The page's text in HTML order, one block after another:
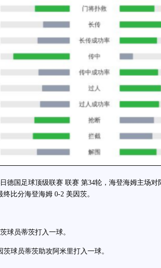
国足球顶级联赛 联赛 第34轮，海登海姆主场对
比分海登海姆 0-2 美因茨。
员蒂茨打入一球。
球员蒂茨助攻阿米里打入一球。